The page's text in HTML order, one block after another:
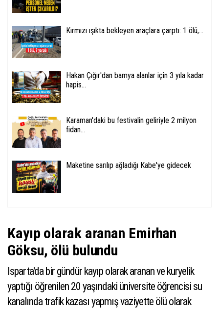
Kırmızı ışıkta bekleyen araçlara çarptı: 1 ölü,...
Hakan Çığır'dan bamya alanlar için 3 yıla kadar
hapis...
Karaman'daki bu festivalin geliriyle 2 milyon
fidan...
Maketine sarılıp ağladığı Kabe'ye gidecek
Kayıp olarak aranan Emirhan
Göksu, ölü bulundu
Isparta'da bir gündür kayıp olarak aranan ve kuryelik
yaptığı öğrenilen 20 yaşındaki üniversite öğrencisi su
kanalında trafik kazası yapmış vaziyette ölü olarak